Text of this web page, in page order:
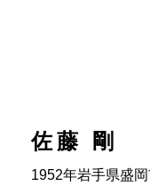
佐藤 剛
1952年岩手県盛岡